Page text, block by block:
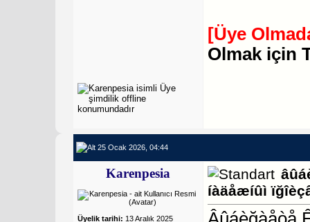
[Üye
Olmak için
25 Ocak 2026, 04:44
Karenpesia
Üyelik tarihi: 13 Aralık 2025
íàäåæíûì